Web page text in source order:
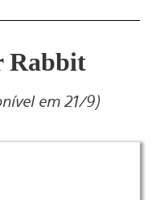
Rabbit
em 21/9)